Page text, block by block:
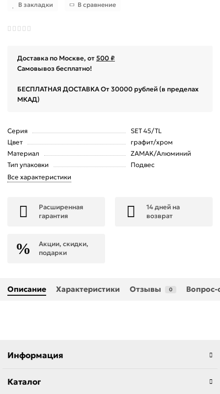
В закладки В сравнение
Доставка по Москве, от500 ₽
Самовывоз бесплатно!
БЕСПЛАТНАЯ ДОСТАВКА От 30000 рублей (в пределах
МКАД)
Серия
SET 45/TL
Цвет
графит/хром
Материал
ZAMAK/Алюминий
Тип упаковки
Подвес
Все характеристики
Расширенная
гарантия
14 дней на
возврат
Акции, скидки,
подарки
Описание Характеристики Отзывы 0 Вопрос-
Информация
Каталог